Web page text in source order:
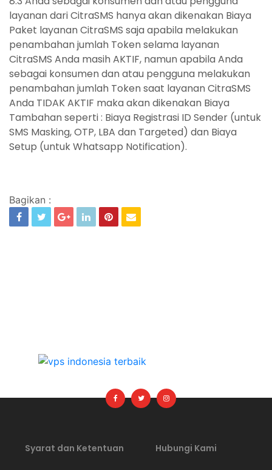
layanan dari CitraSMS hanya akan dikenakan Biaya
Paket layanan CitraSMS saja apabila melakukan
penambahan jumlah Token selama layanan
CitraSMS Anda masih AKTIF, namun apabila Anda
sebagai konsumen dan atau pengguna melakukan
penambahan jumlah Token saat layanan CitraSMS
Anda TIDAK AKTIF maka akan dikenakan Biaya
Tambahan seperti : Biaya Registrasi ID Sender (untuk
SMS Masking, OTP, LBA dan Targeted) dan Biaya
Setup (untuk Whatsapp Notification).
Bagikan :
Syarat dan Ketentuan Hubungi Kami